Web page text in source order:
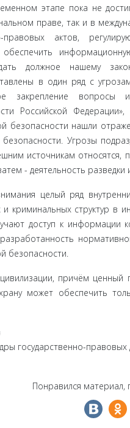
этапе пока не
праве, так и в
правовых актов,
должное нашему
в один ряд с
закрепление вопросы
Российской
безопасности нашли
Угрозы
источникам
- деятельность разведки
целый ряд
и криминальных структур
доступ к
безопасности.
причём цен­ный
может обеспечить
государственно-правовых
Понравился материал,